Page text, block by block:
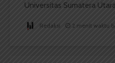
Universitas Sumatera
Redaksi 2 menit waktu